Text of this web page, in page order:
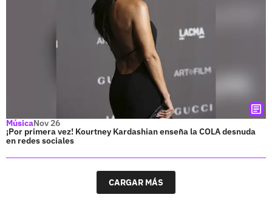
MúsicaNov 26
¡Por primera vez! Kourtney Kardashian enseña la COLA desnuda
en redes sociales
CARGAR MÁS